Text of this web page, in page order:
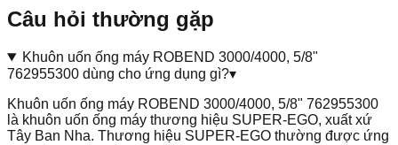
Câu hỏi thường gặp
Khuôn uốn ống máy ROBEND 3000/4000, 5/8"
762955300 dùng cho ứng dụng gì?▾
Khuôn uốn ống máy ROBEND 3000/4000, 5/8" 762955300
là khuôn uốn ống máy thương hiệu SUPER-EGO, xuất xứ
Tây Ban Nha. Thương hiệu SUPER-EGO thường được ứng